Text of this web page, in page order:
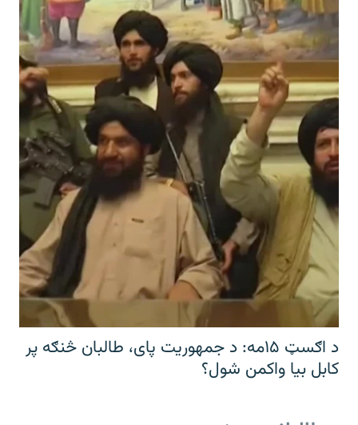
د اګسټ ۱۵مه: د جمهوریت پای، طالبان څنګه پر
کابل بیا واکمن شول؟